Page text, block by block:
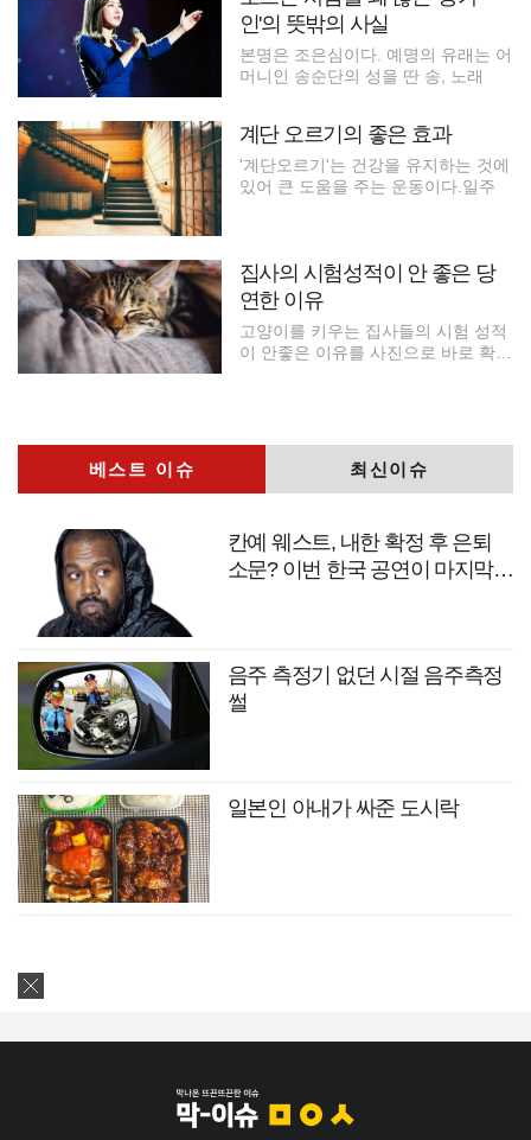
인'의 뜻밖의 사실
본명은 조은심이다. 예명의 유래는 어
머니인 송순단의 성을 딴 송, 노래
계단 오르기의 좋은 효과
'계단오르기'는 건강을 유지하는 것에
있어 큰 도움을 주는 운동이다.일주
집사의 시험성적이 안 좋은 당
연한 이유
고양이를 키우는 집사들의 시험 성적
이 안좋은 이유를 사진으로 바로 확인
베스트 이슈 최신이슈
칸예 웨스트, 내한 확정 후 은퇴
소문? 이번 한국 공연이 마지막
음주 측정기 없던 시절 음주측정
썰
일본인 아내가 싸준 도시락